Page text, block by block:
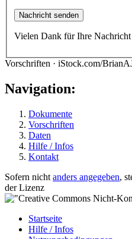
Vielen Dank für Ihre Nachricht
Vorschriften · iStock.com/
Navigation:
Dokumente
Vorschriften
Daten
Hilfe / Infos
Kontakt
Sofern nicht anders angegeben,
der Lizenz
Startseite
Hilfe / Infos